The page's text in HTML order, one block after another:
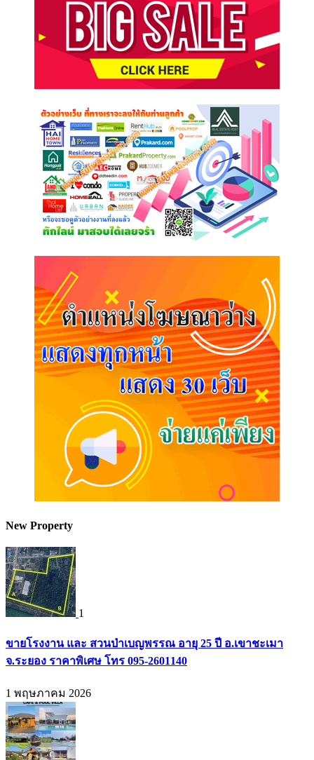
New Property
1
ขายโรงงาน และ สวนป่าเบญพรรณ อายุ 25 ปี อ.เขาชะเมา
จ.ระยอง ราคาพิเศษ โทร 095-2601140
1 พฤษภาคม 2026